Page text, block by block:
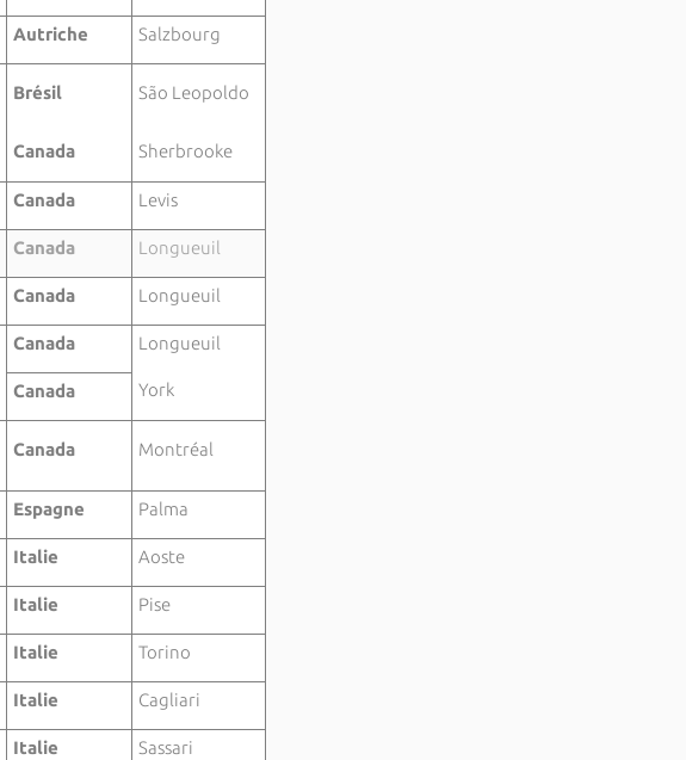
Autriche Salzbourg
Brésil São Leopoldo
Canada Sherbrooke
Canada Levis
Canada Longueuil
Canada Longueuil
Canada Longueuil
Canada York
Canada Montréal
Espagne Palma
Italie Aoste
Italie Pise
Italie Torino
Italie Cagliari
Italie Sassari